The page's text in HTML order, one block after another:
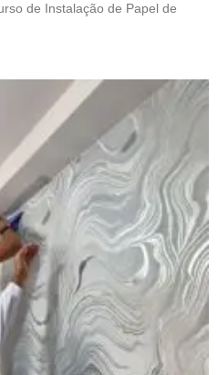
de Instalação de Papel de